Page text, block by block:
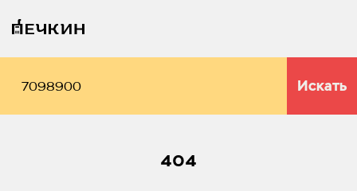
Искать
404